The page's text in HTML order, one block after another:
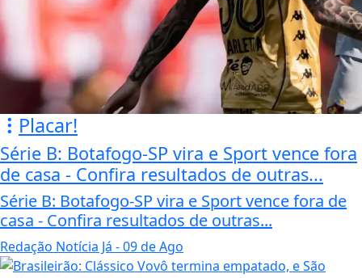
Placar!
Série B: Botafogo-SP vira e Sport vence fora
de casa - Confira resultados de outras...
Série B: Botafogo-SP vira e Sport vence fora de
casa - Confira resultados de outras...
Redação Notícia Já - 09 de Ago